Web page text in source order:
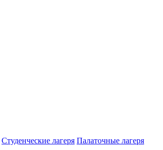
Студенческие лагеря Палаточные лагеря